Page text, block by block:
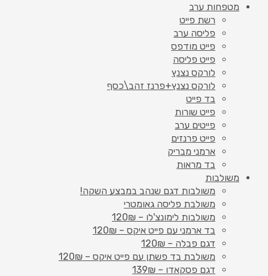
מטפחות ערב
רשת פייט
פליסה ערב
פייט מודפס
פייט פליסה
לורקס נצנץ
לורקס נצנץ+פרנז זהב\כסף
בד פייט
פייט שורות
פייטים ערב
פייט פרנזים
ארמני מבריק
בד מראות
משולבות
משולבות דגם שנהב במבצע השקה!
משולבת פליסה גאומטרי
משולבות לימונצ'לו – 120₪
בד ארמני עם פייט איקס – 120₪
דגם פבלה – 120₪
משולבת בד פשתן עם פייט איקס – 120₪
דגם פסקאדו – 139₪